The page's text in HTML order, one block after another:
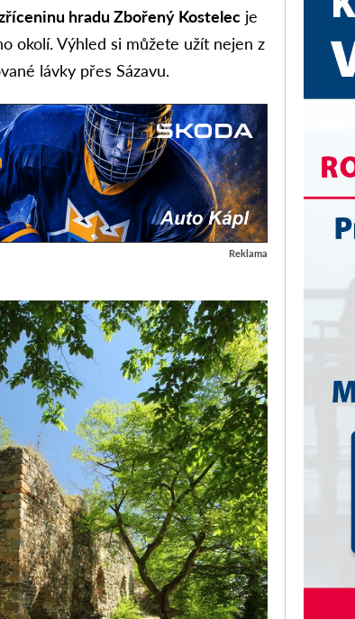
hradu Zbořený Kostelec je
okolí. Výhled si můžete užít nejen z
lávky přes Sázavu.
Reklama